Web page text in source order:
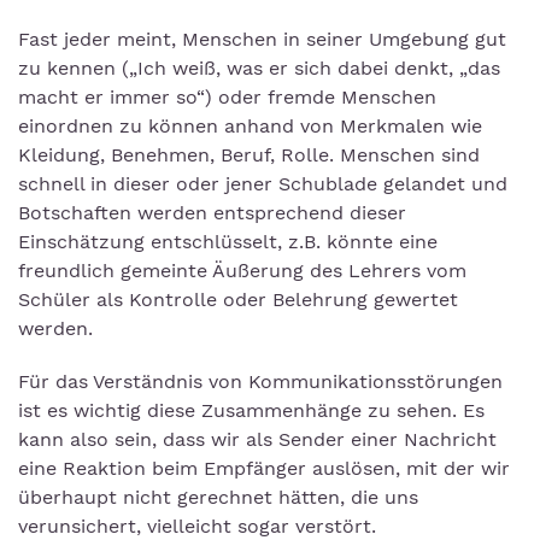
Fast jeder meint, Menschen in seiner Umgebung gut
zu kennen („Ich weiß, was er sich dabei denkt, „das
macht er immer so“) oder fremde Menschen
einordnen zu können anhand von Merkmalen wie
Kleidung, Benehmen, Beruf, Rolle. Menschen sind
schnell in dieser oder jener Schublade gelandet und
Botschaften werden entsprechend dieser
Einschätzung entschlüsselt, z.B. könnte eine
freundlich gemeinte Äußerung des Lehrers vom
Schüler als Kontrolle oder Belehrung gewertet
werden.
Für das Verständnis von Kommunikationsstörungen
ist es wichtig diese Zusammenhänge zu sehen. Es
kann also sein, dass wir als Sender einer Nachricht
eine Reaktion beim Empfänger auslösen, mit der wir
überhaupt nicht gerechnet hätten, die uns
verunsichert, vielleicht sogar verstört.